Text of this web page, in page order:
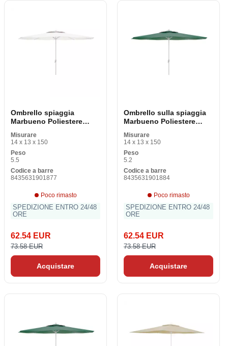
Ombrello spiaggia
Marbueno Poliestere
Misurare
14 x 13 x 150
Peso
5.5
Codice a barre
8435631901877
Poco rimasto
SPEDIZIONE ENTRO 24/48
ORE
62.54 EUR
73.58 EUR
Acquistare
Ombrello sulla spiaggia
Marbueno Poliestere
Misurare
14 x 13 x 150
Peso
5.2
Codice a barre
8435631901884
Poco rimasto
SPEDIZIONE ENTRO 24/48
ORE
62.54 EUR
73.58 EUR
Acquistare